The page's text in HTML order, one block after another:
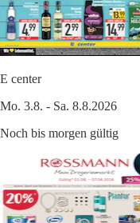
E center
Mo. 3.8. - Sa. 8.8.2026
Noch bis morgen gültig